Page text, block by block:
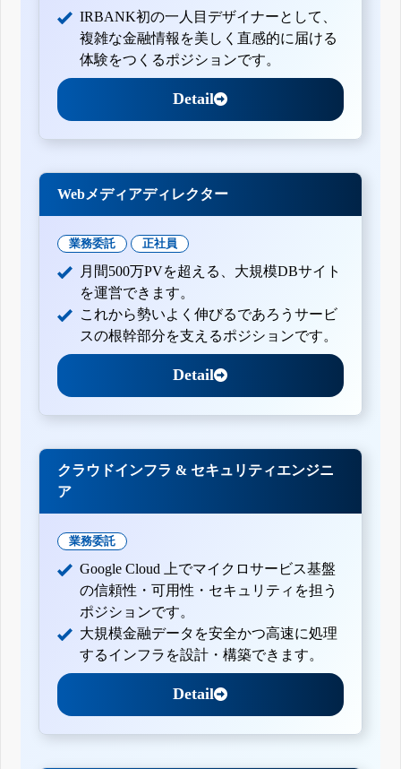
IRBANK初の一人目デザイナーとして、
複雑な金融情報を美しく直感的に届ける
体験をつくるポジションです。
Detail
Webメディアディレクター
業務委託 正社員
月間500万PVを超える、大規模DBサイト
を運営できます。
これから勢いよく伸びるであろうサービ
スの根幹部分を支えるポジションです。
Detail
クラウドインフラ & セキュリティエンジニ
ア
業務委託
Google Cloud 上でマイクロサービス基盤
の信頼性・可用性・セキュリティを担う
ポジションです。
大規模金融データを安全かつ高速に処理
するインフラを設計・構築できます。
Detail